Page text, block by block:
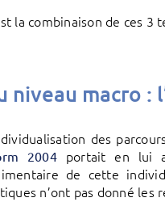
la combinaison de ces
niveau macro :
des
2004portait en lui
de cette
n’ont pas donné les